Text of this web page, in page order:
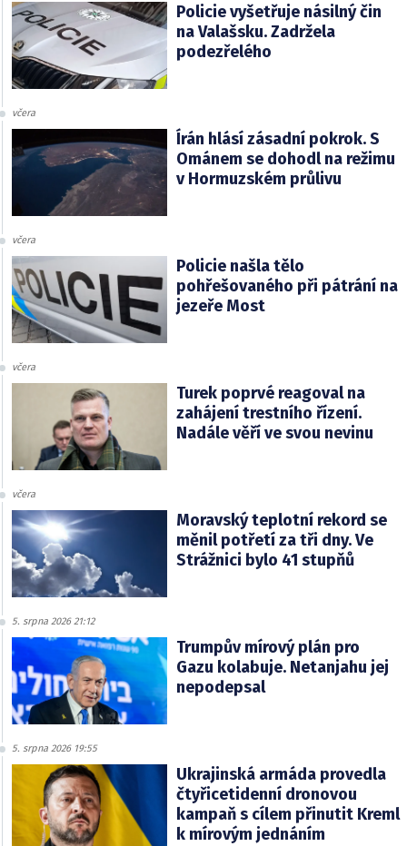
Policie vyšetřuje násilný čin
na Valašsku. Zadržela
podezřelého
včera
Írán hlásí zásadní pokrok. S
Ománem se dohodl na režimu
v Hormuzském průlivu
včera
Policie našla tělo
pohřešovaného při pátrání na
jezeře Most
včera
Turek poprvé reagoval na
zahájení trestního řízení.
Nadále věří ve svou nevinu
včera
Moravský teplotní rekord se
měnil potřetí za tři dny. Ve
Strážnici bylo 41 stupňů
5. srpna 2026 21:12
Trumpův mírový plán pro
Gazu kolabuje. Netanjahu jej
nepodepsal
5. srpna 2026 19:55
Ukrajinská armáda provedla
čtyřicetidenní dronovou
kampaň s cílem přinutit Kreml
k mírovým jednáním